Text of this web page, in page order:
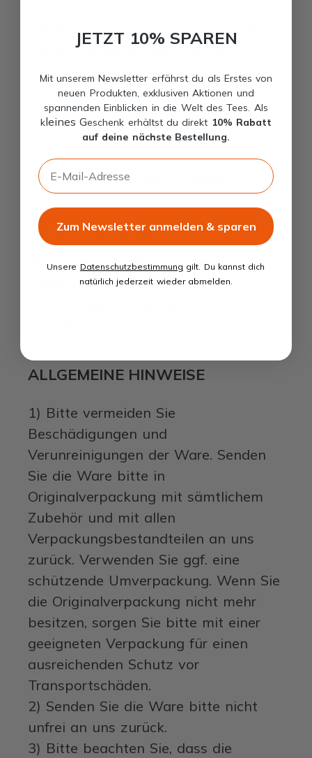
Waren vor Ablauf der Frist von
Sie tragen die unmittelbaren Kosten
der Rücksendung der Waren.
Sie müssen für einen etwaigen
Wertverlust der Waren nur
aufkommen, wenn dieser Wertverlust
auf einen zur Prüfung der
Beschaffenheit, Eigenschaften und
Funktionsweise der Waren nicht
ALLGEMEINE HINWEISE
1) Bitte vermeiden Sie
Beschädigungen und
Verunreinigungen der Ware. Senden
Sie die Ware bitte in
Originalverpackung mit sämtlichem
Zubehör und mit allen
Verpackungsbestandteilen an uns
zurück. Verwenden Sie ggf. eine
schützende Umverpackung. Wenn Sie
die Originalverpackung nicht mehr
besitzen, sorgen Sie bitte mit einer
geeigneten Verpackung für einen
ausreichenden Schutz vor
Transportschäden.
2) Senden Sie die Ware bitte nicht
unfrei an uns zurück.
3) Bitte beachten Sie, dass die
JETZT 10% SPAREN
Mit unserem Newsletter erfährst du als Erstes von
neuen Produkten, exklusiven Aktionen und
spannenden Einblicken in die Welt des Tees. Als
kleines Geschenk erhältst du direkt 10% Rabatt
auf deine nächste Bestellung.
E-Mail-Adresse
Zum Newsletter anmelden & sparen
Unsere Datenschutzbestimmung gilt. Du kannst dich
natürlich jederzeit wieder abmelden.